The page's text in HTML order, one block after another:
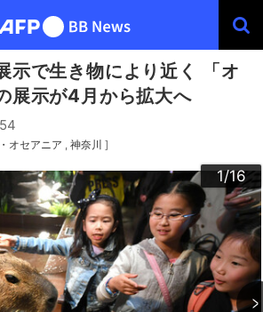
示で生き物により近く 「オ
展示が4月から拡大へ
オセアニア 神奈川 ]
1/16
2/16
3/16
4/16
5/16
6/16
7/16
8/16
9/16
10/16
11/16
12/16
13/16
14/16
15/16
16/16